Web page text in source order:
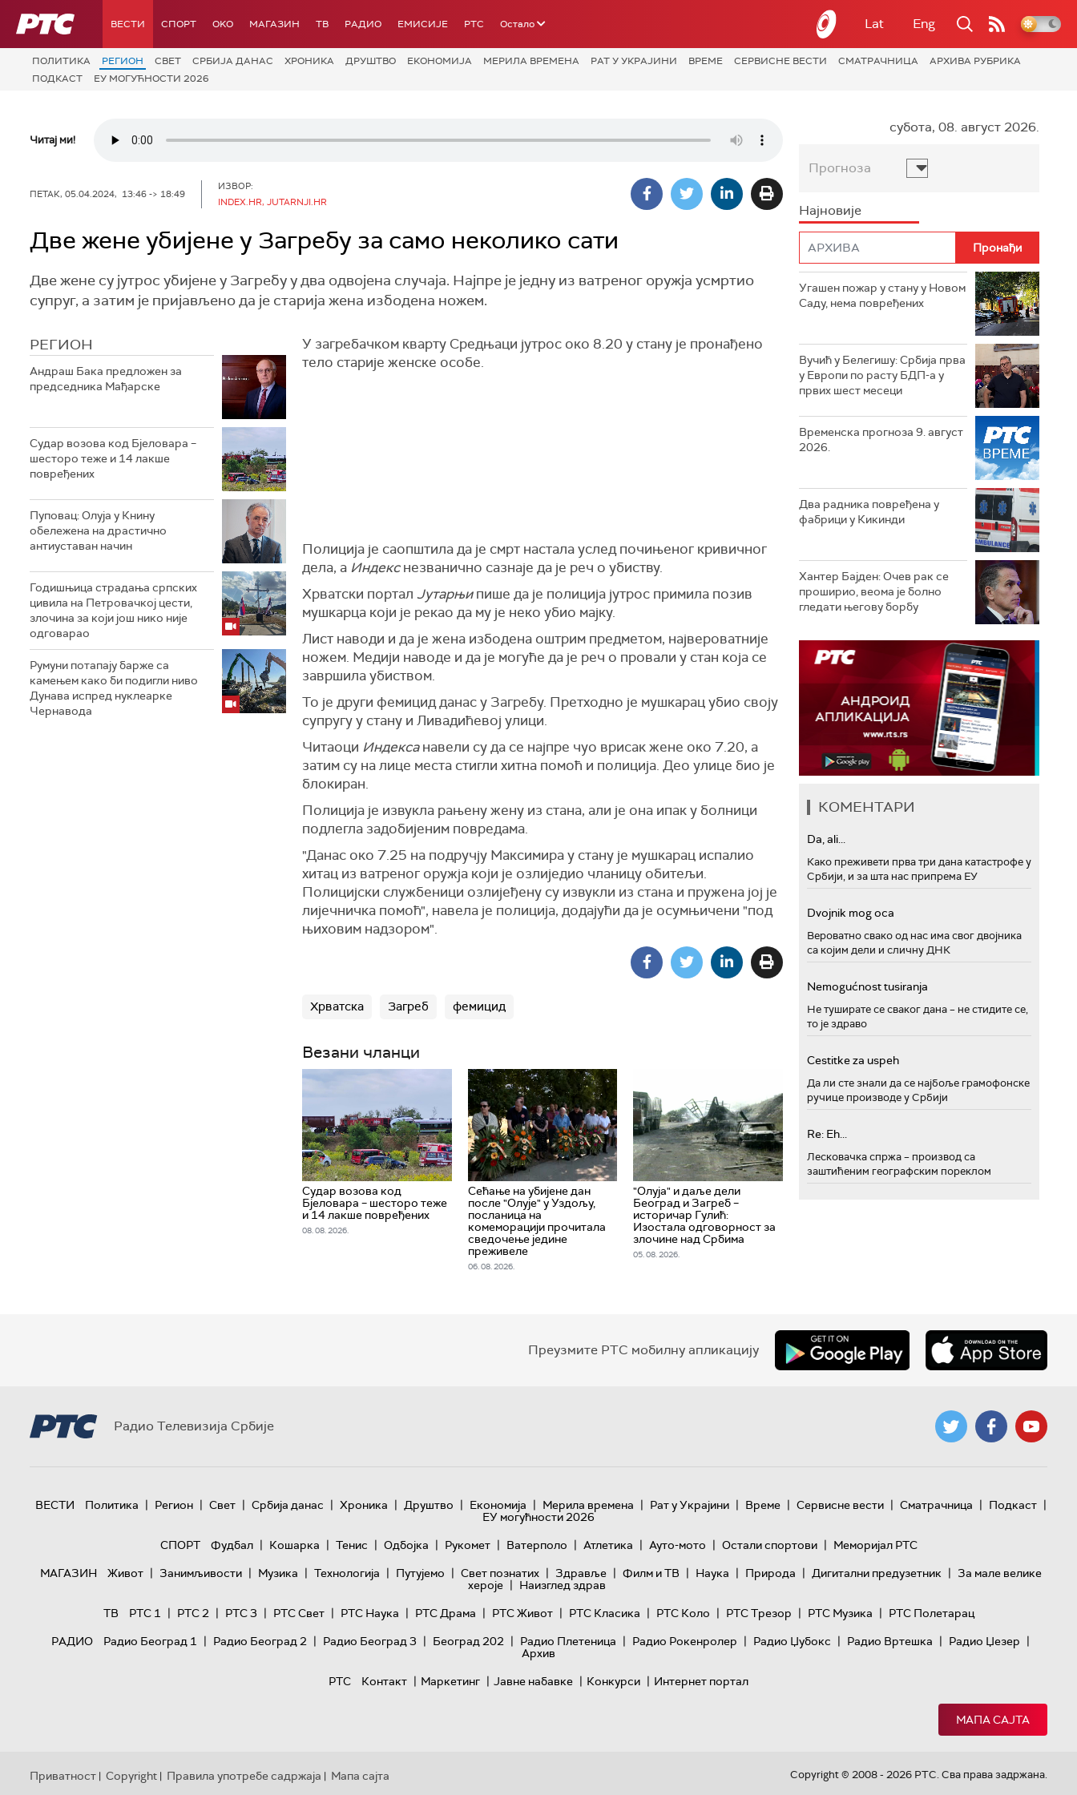
РТС ВЕСТИ СПОРТ OKO МАГАЗИН ТВ РАДИО ЕМИСИЈЕ РТС Остало Lat Eng
ПОЛИТИКА РЕГИОН СВЕТ СРБИЈА ДАНАС ХРОНИКА ДРУШТВО ЕКОНОМИЈА МЕРИЛА ВРЕМЕНА РАТ У УКРАЈИНИ ВРЕМЕ СЕРВИСНЕ ВЕСТИ СМАТРАЧНИЦА
АРХИВА РУБРИКА
ПОДКАСТ
ЕУ МОГУЋНОСТИ 2026
Читај ми!
ПЕТАК, 05.04.2024, 13:46 -> 18:49
ИЗВОР:
INDEX.HR, JUTARNJI.HR
Две жене убијене у Загребу за само неколико сати
Две жене су јутрос убијене у Загребу у два одвојена случаја. Најпре је једну из ватреног оружја усмртио
супруг, а затим је пријављено да је старија жена избодена ножем.
РЕГИОН
Андраш Бакa предложен за
председника Мађарске
Судар возова код Бјеловара –
шесторо теже и 14 лакше
повређених
Пуповац: Олуја у Книну
обележена на драстично
антиуставан начин
Годишњица страдања српских
цивила на Петровачкој цести,
злочина за који још нико није
одговарао
Румуни потапају барже са
камењем како би подигли ниво
Дунава испред нуклеарке
Чернавода
У загребачком кварту Средњаци јутрос око 8.20 у стану је пронађено
тело старије женске особе.
Полиција је саопштила да је смрт настала услед почињеног кривичног
дела, а Индекснезванично сазнаје да је реч о убиству.
Хрватски портал Јутарњипише да је полиција јутрос примила позив
мушкарца који је рекао да му је неко убио мајку.
Лист наводи и да је жена избодена оштрим предметом, највероватније
ножем. Медији наводе и да је могуће да је реч о провали у стан која се
завршила убиством.
То је други фемицид данас у Загребу. Претходно је мушкарац убио своју
супругу у стану и Ливадићевој улици.
Читаоци Индексанавели су да се најпре чуо врисак жене око 7.20, а
затим су на лице места стигли хитна помоћ и полиција. Део улице био је
блокиран.
Полиција је извукла рањену жену из стана, али је она ипак у болници
подлегла задобијеним повредама.
"Данас око 7.25 на подручју Максимира у стану је мушкарац испалио
хитац из ватреног оружја који је озлиједио чланицу обитељи.
Полицијски службеници озлијеђену су извукли из стана и пружена јој је
лијечничка помоћ", навела је полиција, додајући да је осумњичени "под
њиховим надзором".
Хрватска Загреб фемицид
Везани чланци
Судар возова код
Бјеловара – шесторо теже
и 14 лакше повређених
08. 08. 2026.
Сећање на убијене дан
после "Олује" у Уздољу,
посланица на
комеморацији прочитала
сведочење једине
преживеле
06. 08. 2026.
"Олуја" и даље дели
Београд и Загреб –
историчар Гулић:
Изостала одговорност за
злочине над Србима
05. 08. 2026.
субота, 08. август 2026.
Прогноза
Најновије
Угашен пожар у стану у Новом
Саду, нема повређених
Вучић у Белегишу: Србија прва
у Европи по расту БДП-а у
првих шест месеци
Временска прогноза 9. август
2026.
Два радника повређена у
фабрици у Кикинди
Хантер Бајден: Очев рак се
проширио, веома је болно
гледати његову борбу
КОМЕНТАРИ
Da, ali...
Како преживети прва три дана катастрофе у
Србији, и за шта нас припрема ЕУ
Dvojnik mog oca
Вероватно свако од нас има свог двојника
са којим дели и сличну ДНК
Nemogućnost tusiranja
Не туширате се сваког дана – не стидите се,
то је здраво
Cestitke za uspeh
Да ли сте знали да се најбоље грамофонске
ручице производе у Србији
Re: Eh...
Лесковачка спржа – производ са
заштићеним географским пореклом
Преузмите РТС мобилну апликацију
Радио Телевизија Србије
ВЕСТИ Политика | Регион | Свет | Србија данас | Хроника | Друштво | Економија | Мерила времена | Рат у Украјини | Време | Сервисне вести | Сматрачница | Подкаст |
ЕУ могућности 2026
СПОРТ
Фудбал | Кошарка | Тенис | Одбојка | Рукомет | Ватерполо | Атлетика | Ауто-мото | Остали спортови | Меморијал РТС
МАГАЗИН
Живот | Занимљивости | Музика | Технологијa | Путујемо | Свет познатих | Здравље | Филм и ТВ | Наука | Природа | Дигитални предузетник | За мале велике
хероје | Наизглед здрав
ТВ
РТС 1 | РТС 2 | РТС 3 | РТС Свет | РТС Наука | РТС Драма | РТС Живот | РТС Класика | РТС Коло | РТС Трезор | РТС Музика | РТС Полетарац
РАДИО
Радио Београд 1 | Радио Београд 2 | Радио Београд 3 | Београд 202 | Радио Плетеница | Радио Рокенролер | Радио Џубокс | Радио Вртешка | Радио Џезер |
Архив
РТС
Контакт | Маркетинг | Јавне набавке | Конкурси | Интернет портал
МАПА САЈТА
Приватност | Copyright | Правила употребе садржаја | Мапа сајта Copyright © 2008 - 2026 РТС. Сва права задржана.